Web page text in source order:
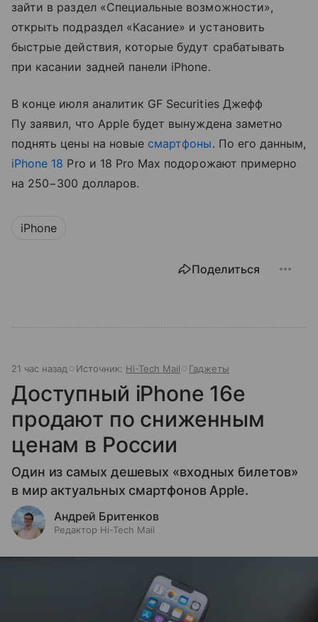
зайти в раздел «Специальные возможности»,
открыть подраздел «Касание» и установить
быстрые действия, которые будут срабатывать
при касании задней панели iPhone.
В конце июля аналитик GF Securities Джефф
Пу заявил, что Apple будет вынуждена заметно
поднять цены на новые смартфоны. По его данным,
iPhone 18 Pro и 18 Pro Max подорожают примерно
на 250−300 долларов.
iPhone
Поделиться
21 час назад Источник: Hi-Tech Mail Гаджеты
Доступный iPhone 16e
продают по сниженным
ценам в России
Один из самых дешевых «входных билетов»
в мир актуальных смартфонов Apple.
Андрей Бритенков
Редактор Hi-Tech Mail